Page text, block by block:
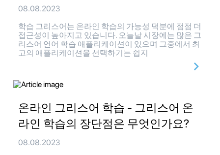
08.08.2023
학습 그리스어는 온라인 학습의 가능성 덕분에 점점 더
접근성이 높아지고 있습니다. 오늘날 시장에는 많은 그
리스어 언어 학습 애플리케이션이 있으며 그중에서 최
고의 애플리케이션을 선택하기는 쉽지
온라인 그리스어 학습 - 그리스어 온
라인 학습의 장단점은 무엇인가요?
08.08.2023